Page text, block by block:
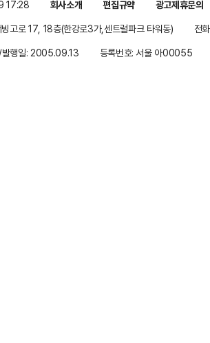
17:28 회사소개 편집규약
광고제휴문의
고로 17, 18층(한강로3가,센트럴파크 타워동)
전
발행일: 2005.09.13 등록번호: 서울 아00055